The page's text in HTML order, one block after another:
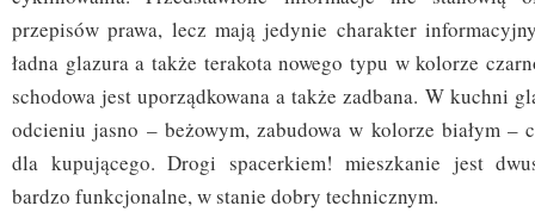
przepisów prawa, lecz mają jedynie charakter
ładna glazura a także terakota nowego typu w kolorze
schodowa jest uporządkowana a także zadbana. W kuchni
odcieniu jasno – beżowym, zabudowa w kolorze białym –
dla kupującego. Drogi spacerkiem! mieszkanie jest
bardzo funkcjonalne, w stanie dobry technicznym.